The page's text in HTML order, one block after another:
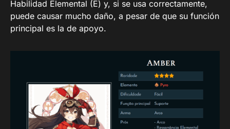
Habilidad Elemental (E) y, si se usa correctamente,
puede causar mucho daño, a pesar de que su función
principal es la de apoyo.